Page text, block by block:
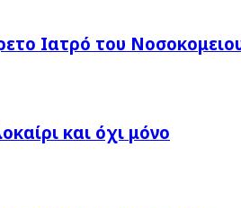
Ιατρό του
και όχι μόνο